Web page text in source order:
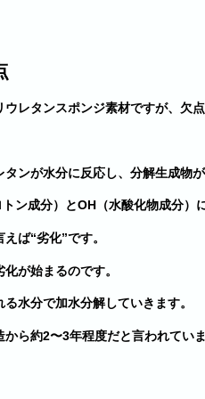
レタンスポンジ素材ですが、欠
ンが水分に反応し、分解生成物
ン成分）とOH（水酸化物成分）
ば“劣化”です。
が始まるのです。
水分で加水分解していきます。
ら約2〜3年程度だと言われてい